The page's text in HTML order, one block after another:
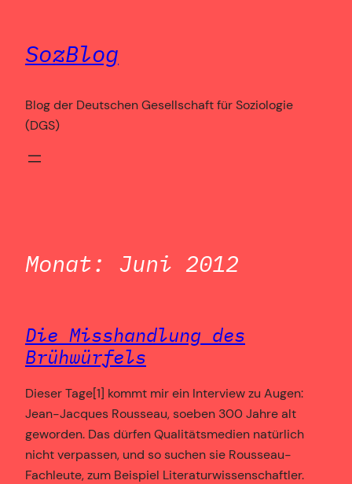
springen
SozBlog
Blog der Deutschen Gesellschaft für Soziologie
(DGS)
Monat: Juni 2012
Die Misshandlung des
Brühwürfels
Dieser Tage[1] kommt mir ein Interview zu Augen:
Jean-Jacques Rousseau, soeben 300 Jahre alt
geworden. Das dürfen Qualitätsmedien natürlich
nicht verpassen, und so suchen sie Rousseau-
Fachleute, zum Beispiel Literaturwissenschaftler.